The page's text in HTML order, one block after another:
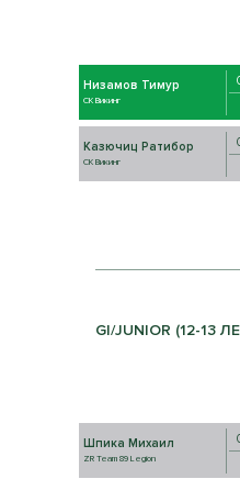
Низамов Тимур
СК Викинг
Казючиц Ратибор
СК Викинг
GI/JUNIOR (12-13
Шпика Михаил
ZR Team 89 Legion